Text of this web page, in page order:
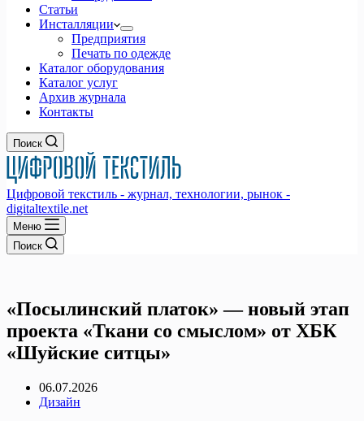
Статьи
Инсталляции
Предприятия
Печать по одежде
Каталог оборудования
Каталог услуг
Архив журнала
Контакты
Поиск
Цифровой текстиль - журнал, технологии, рынок -
digitaltextile.net
Меню
Поиск
«Посылинский платок» — новый этап
проекта «Ткани со смыслом» от ХБК
«Шуйские ситцы»
06.07.2026
Дизайн